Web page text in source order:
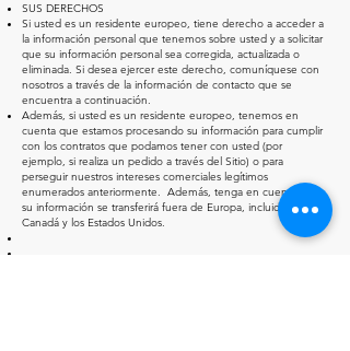
SUS DERECHOS
Si usted es un residente europeo, tiene derecho a acceder a
la información personal que tenemos sobre usted y a solicitar
que su información personal sea corregida, actualizada o
eliminada. Si desea ejercer este derecho, comuníquese con
nosotros a través de la información de contacto que se
encuentra a continuación.
Además, si usted es un residente europeo, tenemos en
cuenta que estamos procesando su información para cumplir
con los contratos que podamos tener con usted (por
ejemplo, si realiza un pedido a través del Sitio) o para
perseguir nuestros intereses comerciales legítimos
enumerados anteriormente. Además, tenga en cuenta que
su información se transferirá fuera de Europa, incluidos
Canadá y los Estados Unidos.